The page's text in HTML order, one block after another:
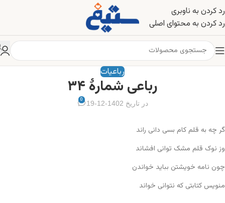
رد کردن به ناوبری
رد کردن به محتوای اصلی
رباعیات
رباعی شمارهٔ ۳۴
در تاریخ 1402-12-19 0
گر چه به قلم کام بسی دانی راند
وز نوک قلم مشک توانی افشاند
چون نامه خویشتن بباید خواندن
منویس کتابتی که نتوانی خواند